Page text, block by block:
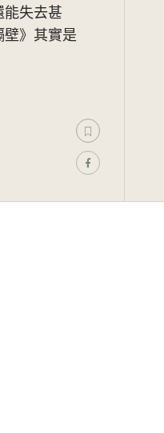
能失去甚
》其實是